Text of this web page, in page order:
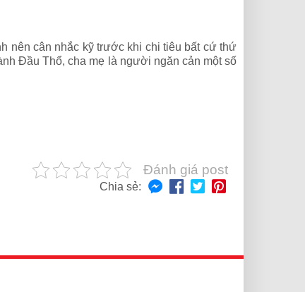
nên cân nhắc kỹ trước khi chi tiêu bất cứ thứ
Đầu Thổ, cha mẹ là người ngăn cản một số
Đánh giá post
Chia sẻ: